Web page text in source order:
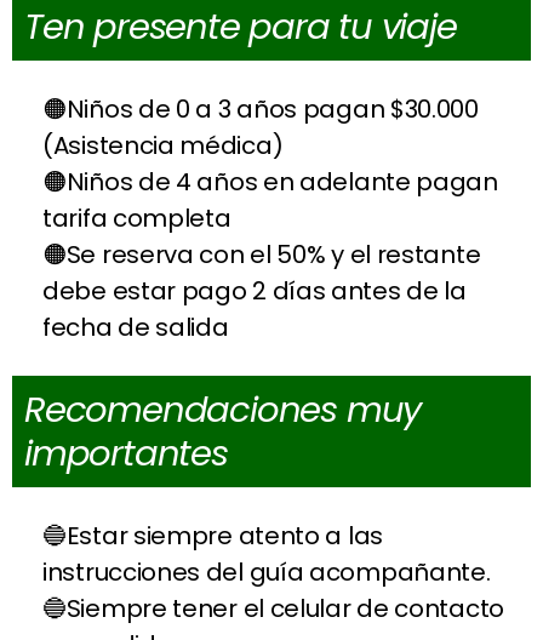
Ten presente para tu viaje
Niños de 0 a 3 años pagan $30.000
(Asistencia médica)
Niños de 4 años en adelante pagan
tarifa completa
Se reserva con el 50% y el restante
debe estar pago 2 días antes de la
fecha de salida
Recomendaciones muy
importantes
Estar siempre atento a las
instrucciones del guía acompañante.
Siempre tener el celular de contacto